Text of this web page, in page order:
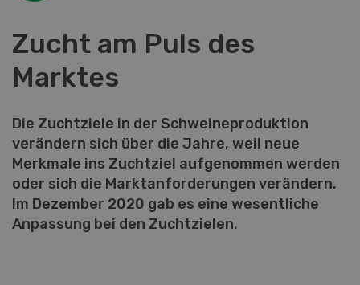
Zucht am Puls des
Marktes
Die Zuchtziele in der Schweineproduktion
verändern sich über die Jahre, weil neue
Merkmale ins Zuchtziel aufgenommen werden
oder sich die Marktanforderungen verändern.
Im Dezember 2020 gab es eine wesentliche
Anpassung bei den Zuchtzielen.